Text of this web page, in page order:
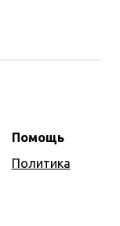
Помощь
Политика